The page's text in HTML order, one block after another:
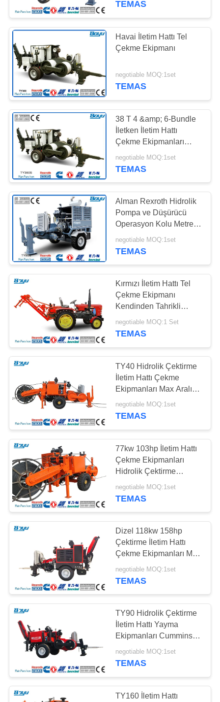
TEMAS
Havai İletim Hattı Tel
Çekme Ekipmanı
negotiable MOQ:1set
TEMAS
38 T 4 &amp; 6-Bundle
İletken İletim Hattı
Çekme Ekipmanları
Hidrolik Kablo Çektirme
Hidrolik Pompa Alman
negotiable MOQ:1set
TEMAS
Alman Rexroth Hidrolik
Pompa ve Düşürücü
Operasyon Kolu Metre
10 Ton İletim Hattı
Çekimi Ekipmanları
negotiable MOQ:1set
TEMAS
Kırmızı İletim Hattı Tel
Çekme Ekipmanı
Kendinden Tahrikli
Mekanik Çektirme
negotiable MOQ:1 Set
TEMAS
TY40 Hidrolik Çektirme
İletim Hattı Çekme
Ekipmanları Max Aralıklı
Çekme 40kN
negotiable MOQ:1set
TEMAS
77kw 103hp İletim Hattı
Çekme Ekipmanları
Hidrolik Çektirme
Cummins Motor
negotiable MOQ:1set
TEMAS
Dizel 118kw 158hp
Çektirme İletim Hattı
Çekme Ekipmanları Max
Çekme 100kn
negotiable MOQ:1set
TEMAS
TY90 Hidrolik Çektirme
İletim Hattı Yayma
Ekipmanları Cummins
Motor
negotiable MOQ:1set
TEMAS
TY160 İletim Hattı